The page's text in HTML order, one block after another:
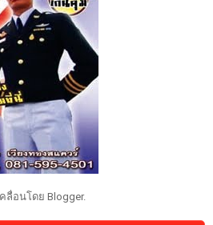
ลื่อนโดย Blogger.